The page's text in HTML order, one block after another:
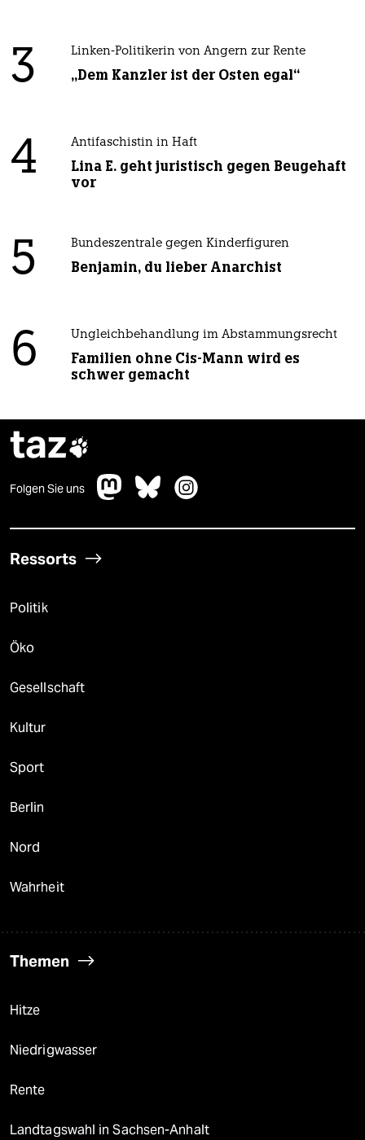
3 Linken-Politikerin von Angern zur Rente
„Dem Kanzler ist der Osten egal“
4 Antifaschistin in Haft
Lina E. geht juristisch gegen Beugehaft
vor
5 Bundeszentrale gegen Kinderfiguren
Benjamin, du lieber Anarchist
6 Ungleichbehandlung im Abstammungsrecht
Familien ohne Cis-Mann wird es
schwer gemacht
taz
Folgen Sie uns
Ressorts
Politik
Öko
Gesellschaft
Kultur
Sport
Berlin
Nord
Wahrheit
Themen
Hitze
Niedrigwasser
Rente
Landtagswahl in Sachsen-Anhalt